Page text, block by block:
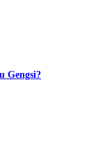
Gengsi?